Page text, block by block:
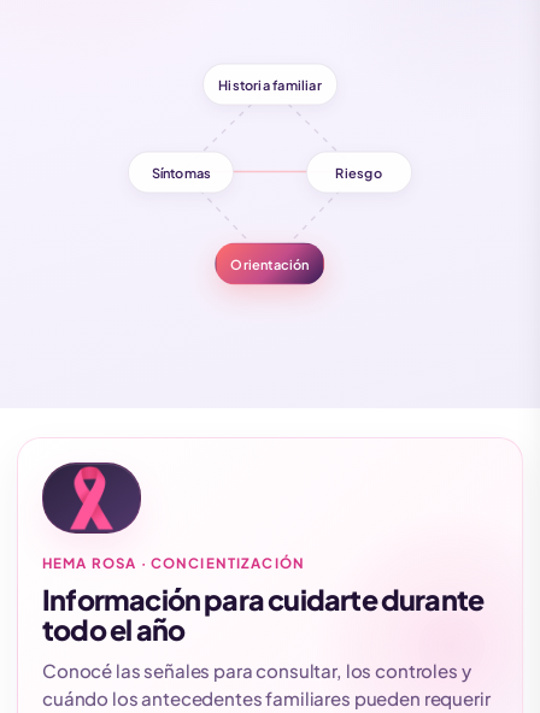
Historia familiar
Síntomas Riesgo
Orientación
HEMA ROSA · CONCIENTIZACIÓN
Información para cuidarte durante
todo el año
Conocé las señales para consultar, los controles y
cuándo los antecedentes familiares pueden requerir